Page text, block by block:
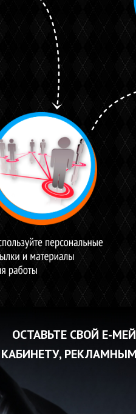
ОСТАВЬТЕ СВОЙ Е-